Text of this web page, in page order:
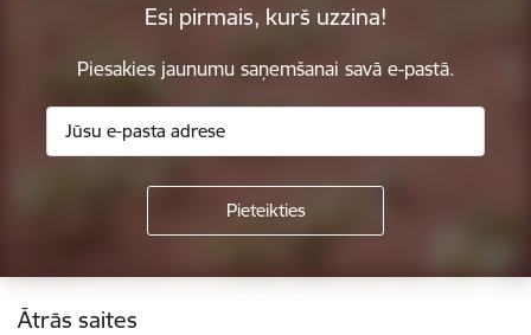
Esi pirmais, kurš uzzina!
Piesakies jaunumu saņemšanai savā e-pastā.
Kājene
Ātrās saites